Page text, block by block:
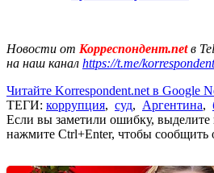
Новости от Корреспондент.netв
на наш канал https://t.me/
Читайте Korrespondent.net в Google
ТЕГИ: коррупция, суд, Аргентина,
Если вы заметили ошибку, выделите
нажмите Ctrl+Enter, чтобы сообщить